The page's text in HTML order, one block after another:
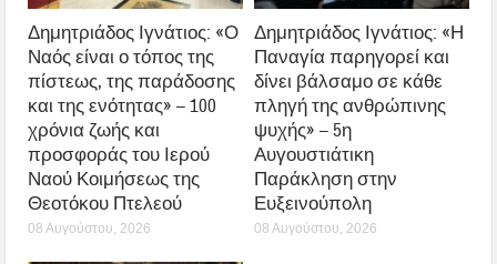
Δημητριάδος Ιγνάτιος: «Ο
Ναός είναι ο τόπος της
πίστεως, της παράδοσης
και της ενότητας» – 100
χρόνια ζωής και
προσφοράς του Ιερού
Ναού Κοιμήσεως της
Θεοτόκου Πτελεού
08 Αυγούστου, 2026
Δημητριάδος Ιγνάτιος: «Η
Παναγία παρηγορεί και
δίνει βάλσαμο σε κάθε
πληγή της ανθρώπινης
ψυχής» – 5η
Αυγουστιάτικη
Παράκληση στην
Ευξεινούπολη
08 Αυγούστου, 2026